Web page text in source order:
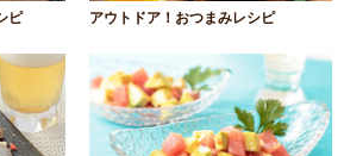
ピ アウトドア！おつまみレシピ